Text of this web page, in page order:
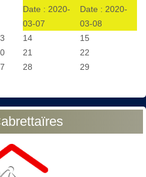
Date : 2020-
03-07
Date : 2020-
03-08
14
15
21
22
28
29